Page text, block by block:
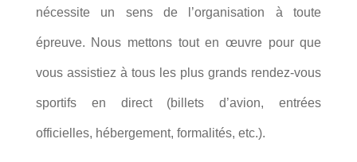
nécessite un sens de l’organisation à toute
épreuve. Nous mettons tout en œuvre pour que
vous assistiez à tous les plus grands rendez-vous
sportifs en direct (billets d’avion, entrées
officielles, hébergement, formalités, etc.).